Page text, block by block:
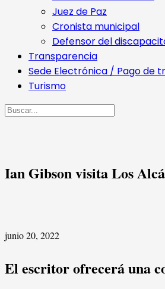
Juez de Paz
Cronista municipal
Defensor del
Transparencia
Sede Electrónica / Pago de
Turismo
Buscar
Ian Gibson visita Los
junio 20, 2022
El escritor ofrecerá una